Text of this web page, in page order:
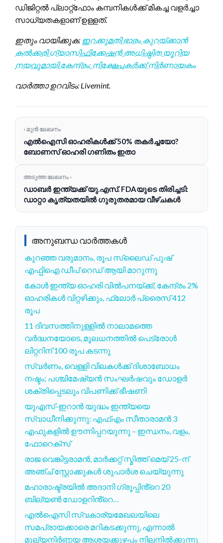
ഡിജിറ്റൽ പ്ലാറ്റ്ഫോം കമ്പനികൾക്ക് മികച്ച വളർച്ചാ
സാധ്യതകളാണ് ഉള്ളത്.
ഇതും വായിക്കുക: ഇറക്കുമതി ഭാരം കുറയ്ക്കാൻ
കൽക്കരി ഗ്യാസിഫിക്കേഷൻ അധിഷ്ഠിത യൂറിയ
നയവുമായി കേന്ദ്രം; നിക്ഷേപകർക്ക് നിർണായകം
വാർത്താ ഉറവിടം: Livemint.
‹ മുൻ ലേഖനം
എൽഐസി ഓഹരികൾക്ക് 50% തകർച്ചയോ?
ബോണസ് ഓഹരി ഗണിതം ഇതാ
അടുത്ത ലേഖനം ›
ഡാബർ ഇന്ത്യക്ക് യു.എസ്. FDAയുടെ തിരിച്ചടി:
ഡാറ്റാ കൃത്യതയിൽ ഗുരുതരമായ വീഴ്ചകൾ
അനുബന്ധ വാർത്തകൾ
കുറഞ്ഞ വരുമാനം, രൂപ സ്ലൈഡ് പുഷ്
എഫ്പിഐ ഡീപ് റെഡ് ആയി മാറുന്നു
കോൾ ഇന്ത്യ ഓഹരി വിൽപനയ്ക്ക്; കേന്ദ്രം 2%
ഓഹരികൾ വിറ്റഴിക്കും, ഫ്ലോർ പ്രൈസ് 412
രൂപ
11 ദിവസത്തിനുള്ളിൽ നാലാമത്തെ
വർദ്ധനയോടെ, മൂലധനത്തിൽ പെട്രോൾ
ലിറ്ററിന് 100 രൂപ കടന്നു
സ്വർണം, വെള്ളി വിലകൾക്ക് ദിശാബോധം
നഷ്ടം; പശ്ചിമേഷ്യൻ സംഘർഷവും ഡോളർ
ശക്തിപ്പെടലും വിപണിക്ക് ഭീഷണി
യുഎസ്-ഇറാൻ യുദ്ധം ഇന്ത്യയെ
സ്വാധീനിക്കുന്നു: എഫ്എം സീതാരാമൻ 3
എഫുകളിൽ ഊന്നിപ്പറയുന്നു – ഇന്ധനം, വളം,
ഫോറെക്സ്
രാജ വെങ്കിട്ടരാമൻ, മാർക്കറ്റ് സ്മിത്ത് മെയ് 25-ന്
അഞ്ച് സ്റ്റോക്കുകൾ ശുപാർശ ചെയ്യുന്നു
മഹാരാഷ്ട്രയിൽ അദാനി ഗ്രൂപ്പിൻ്റെ 20
ബില്യൺ ഡോളറിൻ്റെ…
എൽഐസി സ്വകാര്യമേഖലയിലെ
സമപ്രായക്കാരെ മറികടക്കുന്നു, എന്നാൽ
മൂല്യനിർണ്ണയ ആശയക്കുഴപ്പം നിലനിൽക്കുന്നു